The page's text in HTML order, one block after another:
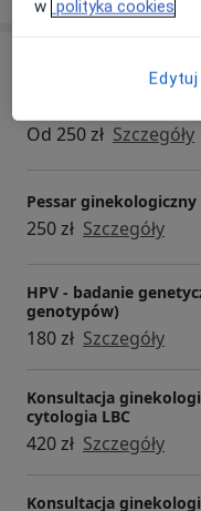
Od 250 zł Szczegóły
Pessar ginekologiczny
250 zł Szczegóły
HPV - badanie
genotypów)
180 zł Szczegóły
Konsultacja
cytologia LBC
420 zł Szczegóły
Konsultacja
w polityka cookies